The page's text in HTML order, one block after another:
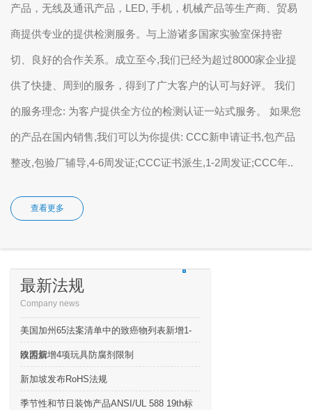
产品，无线及通讯产品，LED, 手机，机械产品等生产商、贸易
商提供专业的提供检测服务。与上游诸多国家实验室保持密
切、良好的合作关系。成立至今,我们已经为超过8000家企业提
供了快捷、周到的服务，得到了广大客户的认可与好评。 我们
的服务理念: 为客户提供全方位的检测认证一站式服务。 如果您
的产品在国内销售,我们可以为你提供: CCC新申请证书,包产品
整改,包验厂辅导,4-6周发证;CCC证书派生,1-2周发证;CCC年..
查看更多
最新法规
Company news
美国加州65法案清单中的致癌物列表新增1-
溴丙烷
欧盟新增4项玩具防腐剂限制
新加坡发布RoHS法规
季节性和节日装饰产品ANSI/UL 588 19th标